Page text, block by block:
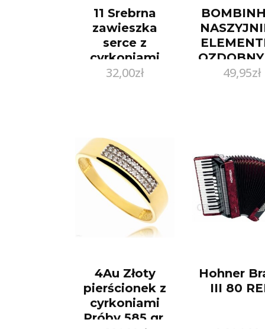
11 Srebrna
zawieszka
serce z
cyrkoniami
Próby 925
32,00zł
DŁ. 40
49,95zł
4Au Złoty
pierścionek z
cyrkoniami
Próby 585 gr.
Hohner
III 80